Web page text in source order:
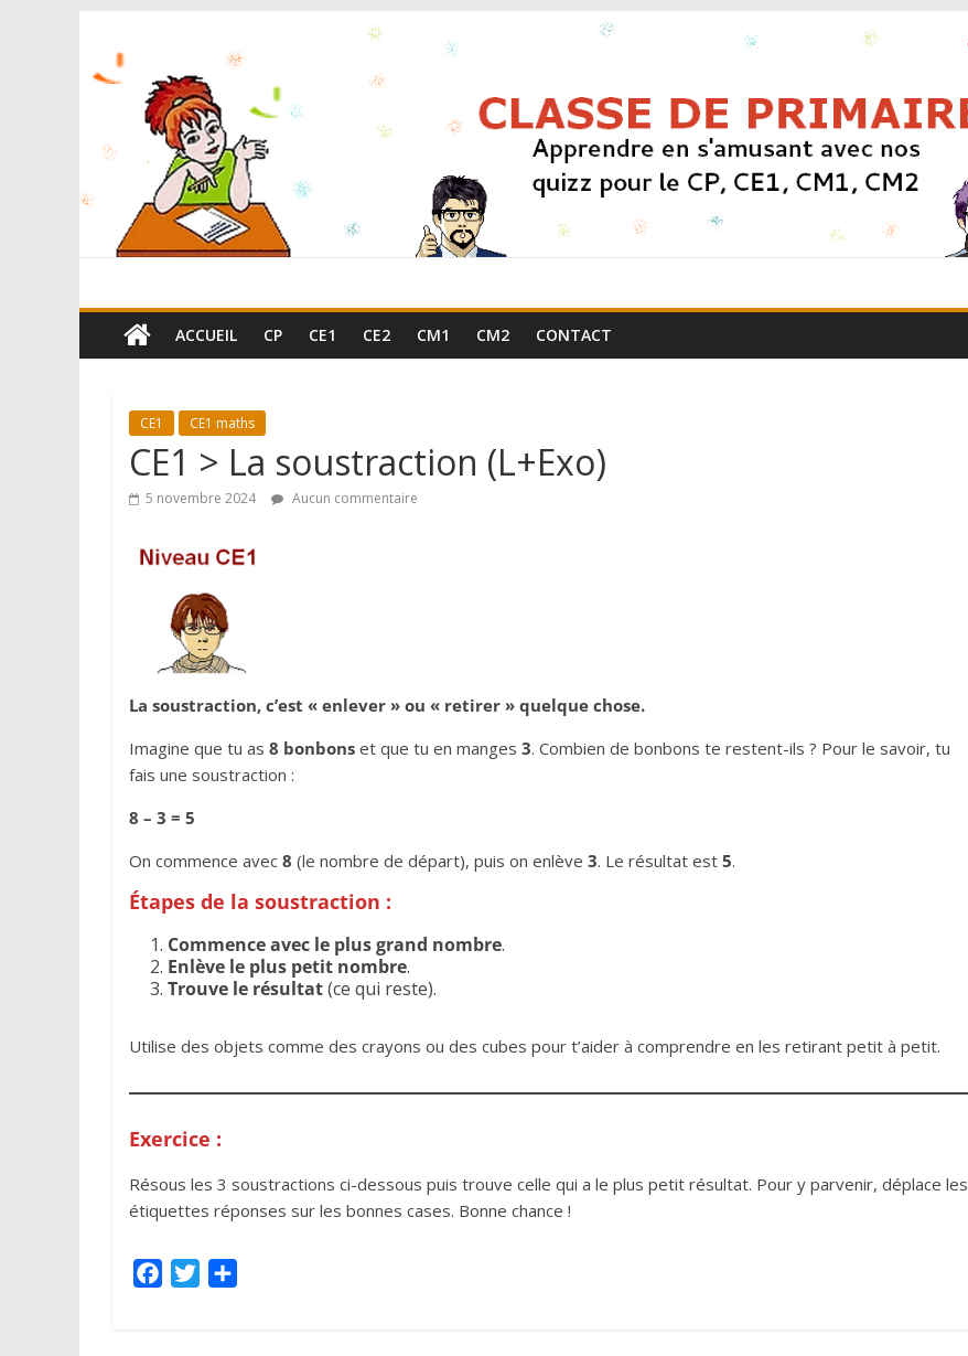
ACCUEIL CP CE1 CE2 CM1 CM2 CONTACT
CE1 CE1 maths
CE1 > La soustraction (L+Exo)
5 novembre 2024 Aucun commentaire
La soustraction, c’est « enlever » ou « retirer » quelque chose.
Imagine que tu as 8 bonbons et que tu en manges 3. Combien de bonbons te restent-ils ? Pour le savoir, tu
fais une soustraction :
8 – 3 = 5
On commence avec 8 (le nombre de départ), puis on enlève 3. Le résultat est 5.
Étapes de la soustraction :
Commence avec le plus grand nombre.
Enlève le plus petit nombre.
Trouve le résultat(ce qui reste).
Utilise des objets comme des crayons ou des cubes pour t’aider à comprendre en les retirant petit à petit.
Exercice :
Résous les 3 soustractions ci-dessous puis trouve celle qui a le plus petit résultat. Pour y parvenir, déplace les
étiquettes réponses sur les bonnes cases. Bonne chance !